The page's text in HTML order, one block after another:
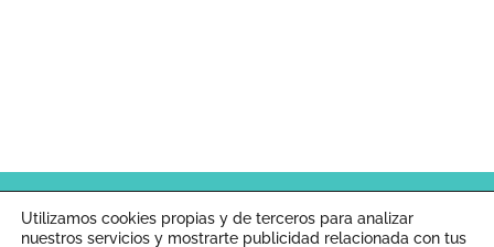
Utilizamos cookies propias y de terceros para analizar
nuestros servicios y mostrarte publicidad relacionada con tus